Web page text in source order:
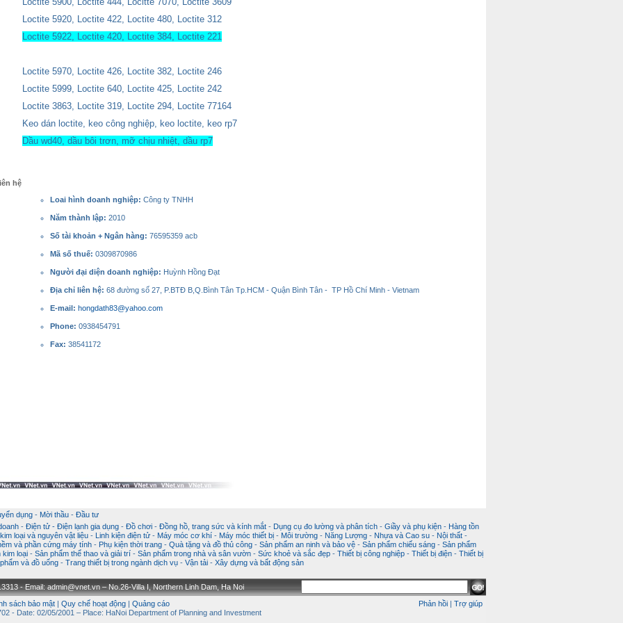
Loctite 5920, Loctite 422, Loctite 480, Loctite 312
Loctite 5922, Loctite 420, Loctite 384, Loctite 221
Loctite 5970, Loctite 426, Loctite 382, Loctite 246
Loctite 5999, Loctite 640, Loctite 425, Loctite 242
Loctite 3863, Loctite 319, Loctite 294, Loctite 77164
Keo dán loctite, keo công nghiệp, keo loctite, keo rp7
Dầu wd40, dầu bôi trơn, mỡ chịu nhiệt, dầu rp7
hệ
Loai hình doanh nghiệp: Công ty TNHH
Năm thành lập: 2010
Số tài khoản + Ngân hàng: 76595359 acb
Mã số thuế: 0309870986
Người đại diện doanh nghiệp: Huỳnh Hồng Đạt
Địa chỉ liên hệ: 68 đường số 27, P.BTĐ B,Q.Bình Tân Tp.HCM - Quận Bình Tân - TP Hồ Chí Minh - Vietnam
E-mail: hongdath83@yahoo.com
Phone: 0938454791
Fax: 38541172
dụng - Mời thầu - Đầu tư
- Điện tử - Điện lạnh gia dụng - Đồ chơi - Đồng hồ, trang sức và kính mắt - Dụng cụ đo lường và phân tích - Giầy và phụ kiện - Hàng tồn
loại và nguyên vật liệu - Linh kiện điện tử - Máy móc cơ khí - Máy móc thiết bị - Môi trường - Năng Lượng - Nhựa và Cao su - Nội thất -
và phần cứng máy tính - Phụ kiện thời trang - Quà tặng và đồ thủ công - Sản phẩm an ninh và bảo vệ - Sản phẩm chiếu sáng - Sản phẩm
kim loại - Sản phẩm thể thao và giải trí - Sản phẩm trong nhà và sân vườn - Sức khoẻ và sắc đẹp - Thiết bị công nghiệp - Thiết bị điện - Thiết bị
và đồ uống - Trang thiết bị trong ngành dịch vụ - Vận tải - Xây dựng và bất động sản
- Email: admin@vnet.vn – No.26-Villa I, Northern Linh Dam, Ha Noi
sách bảo mật
Quy chế hoạt động Quảng cáo Phản hồi
Trợ giúp
- Date: 02/05/2001 – Place: HaNoi Department of Planning and Investment